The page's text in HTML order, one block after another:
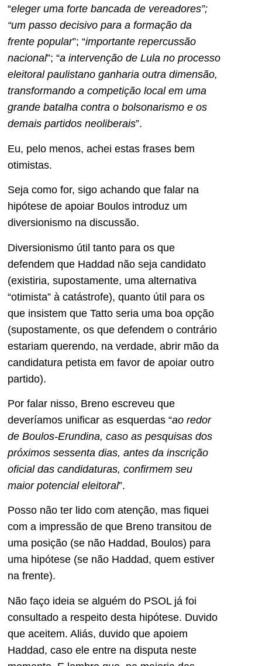
“eleger uma forte bancada de vereadores”;
“um passo decisivo para a formação da
frente popular”; “importante repercussão
nacional”; “a intervenção de Lula no processo
eleitoral paulistano ganharia outra dimensão,
transformando a competição local em uma
grande batalha contra o bolsonarismo e os
demais partidos neoliberais”.
Eu, pelo menos, achei estas frases bem
otimistas.
Seja como for, sigo achando que falar na
hipótese de apoiar Boulos introduz um
diversionismo na discussão.
Diversionismo útil tanto para os que
defendem que Haddad não seja candidato
(existiria, supostamente, uma alternativa
“otimista” à catástrofe), quanto útil para os
que insistem que Tatto seria uma boa opção
(supostamente, os que defendem o contrário
estariam querendo, na verdade, abrir mão da
candidatura petista em favor de apoiar outro
partido).
Por falar nisso, Breno escreveu que
deveríamos unificar as esquerdas “ao redor
de Boulos-Erundina, caso as pesquisas dos
próximos sessenta dias, antes da inscrição
oficial das candidaturas, confirmem seu
maior potencial eleitoral”.
Posso não ter lido com atenção, mas fiquei
com a impressão de que Breno transitou de
uma posição (se não Haddad, Boulos) para
uma hipótese (se não Haddad, quem estiver
na frente).
Não faço ideia se alguém do PSOL já foi
consultado a respeito desta hipótese. Duvido
que aceitem. Aliás, duvido que apoiem
Haddad, caso ele entre na disputa neste